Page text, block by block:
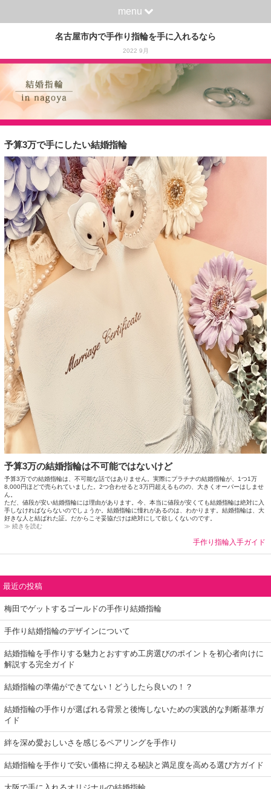
menu
名古屋市内で手作り指輪を手に入れるなら
2022 9月
予算3万で手にしたい結婚指輪
予算3万の結婚指輪は不可能ではないけど
予算3万での結婚指輪は、不可能な話ではありません。実際にプラチナの結婚指輪が、1つ1万
8,000円ほどで売られていました。2つ合わせると3万円超えるものの、大きくオーバーはしませ
ん。
ただ、値段が安い結婚指輪には理由があります。今、本当に値段が安くても結婚指輪は絶対に入
手しなければならないのでしょうか。結婚指輪に憧れがあるのは、わかります。結婚指輪は、大
好きな人と結ばれた証。だからこそ妥協だけは絶対にして欲しくないのです。
≫ 続きを読む
手作り指輪入手ガイド
最近の投稿
梅田でゲットするゴールドの手作り結婚指輪
手作り結婚指輪のデザインについて
結婚指輪を手作りする魅力とおすすめ工房選びのポイントを初心者向けに
解説する完全ガイド
結婚指輪の準備ができてない！どうしたら良いの！？
結婚指輪の手作りが選ばれる背景と後悔しないための実践的な判断基準ガ
イド
絆を深め愛おしいさを感じるペアリングを手作り
結婚指輪を手作りで安い価格に抑える秘訣と満足度を高める選び方ガイド